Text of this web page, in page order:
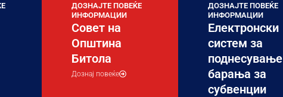
ДОЗНАЈТЕ ПОВЕЌЕ
ИНФОРМАЦИИ
Совет на
Општина
Битола
Дознај повеќе
ДОЗНАЈТЕ ПОВЕЌЕ
ИНФОРМАЦИИ
Електронски
систем за
поднесување
барања за
субвенции